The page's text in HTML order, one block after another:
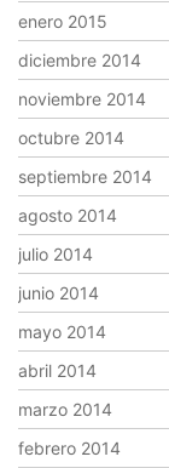
enero 2015
diciembre 2014
noviembre 2014
octubre 2014
septiembre 2014
agosto 2014
julio 2014
junio 2014
mayo 2014
abril 2014
marzo 2014
febrero 2014